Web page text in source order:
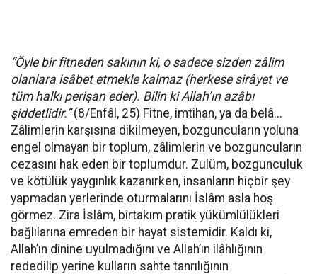
“Öyle bir fitneden sakının ki, o sadece sizden zâlim
olanlara isâbet etmekle kalmaz (herkese sirâyet ve
tüm halkı perişan eder). Bilin ki Allah’ın azâbı
şiddetlidir.”(8/Enfâl, 25) Fitne, imtihan, ya da belâ...
Zâlimlerin karşısına dikilmeyen, bozguncuların yoluna
engel olmayan bir toplum, zâlimlerin ve bozguncuların
cezasını hak eden bir toplumdur. Zulüm, bozgunculuk
ve kötülük yaygınlık kazanırken, insanların hiçbir şey
yapmadan yerlerinde oturmalarını İslâm asla hoş
görmez. Zira İslâm, birtakım pratik yükümlülükleri
bağlılarına emreden bir hayat sistemidir. Kaldı ki,
Allah’ın dinine uyulmadığını ve Allah’ın ilâhlığının
rededilip yerine kulların sahte tanrılığının